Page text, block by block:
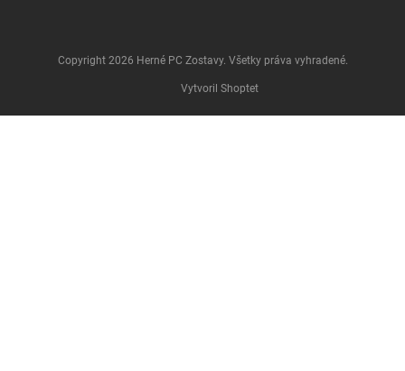
Vytvoril Shoptet
Copyright 2026 Herné PC Zostavy. Všetky práva vyhradené.